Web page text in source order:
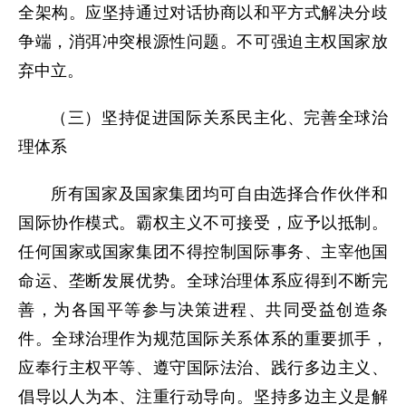
全架构。应坚持通过对话协商以和平方式解决分歧
争端，消弭冲突根源性问题。不可强迫主权国家放
弃中立。
（三）坚持促进国际关系民主化、完善全球治
理体系
所有国家及国家集团均可自由选择合作伙伴和
国际协作模式。霸权主义不可接受，应予以抵制。
任何国家或国家集团不得控制国际事务、主宰他国
命运、垄断发展优势。全球治理体系应得到不断完
善，为各国平等参与决策进程、共同受益创造条
件。全球治理作为规范国际关系体系的重要抓手，
应奉行主权平等、遵守国际法治、践行多边主义、
倡导以人为本、注重行动导向。坚持多边主义是解